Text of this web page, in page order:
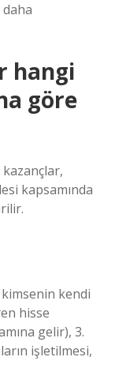
hangi
göre
kapsamında
kendi
hisse
gelir), 3.
işletilmesi,